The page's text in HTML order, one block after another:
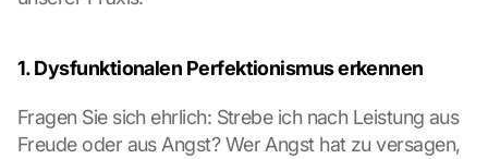
1. Dysfunktionalen Perfektionismus erkennen
Fragen Sie sich ehrlich: Strebe ich nach Leistung aus
Freude oder aus Angst? Wer Angst hat zu versagen,